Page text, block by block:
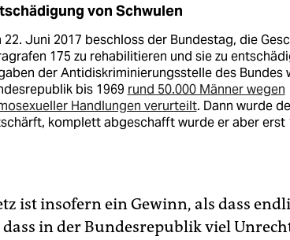
von Schwulen
22. Juni 2017 beschloss der Bundestag, die
175 zu rehabilitieren und sie zu
der Antidiskriminierungsstelle des Bundes
bis 1969 rund 50.000 Männer wegen
Handlungen verurteilt. Dann wurde
komplett abgeschafft wurde er aber erst
ist insofern ein Gewinn, als dass
in der Bundesrepublik viel